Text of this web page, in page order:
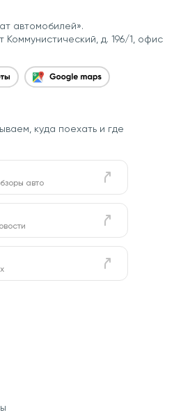
автомобилей».
Коммунистический, д. 196/1, офис
куда поехать и где
авто